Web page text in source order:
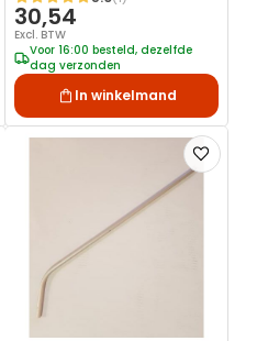
Waardering:
30,54
Excl. BTW
Voor 16:00 besteld, dezelfde
dag verzonden
In winkelmand
Voeg
toe